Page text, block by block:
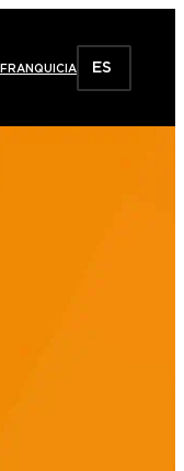
FRANQUICIA ES